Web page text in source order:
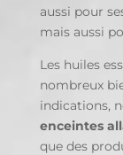
aussi pour
mais aussi
Les huiles
nombreux
indications,
enceintes
que des